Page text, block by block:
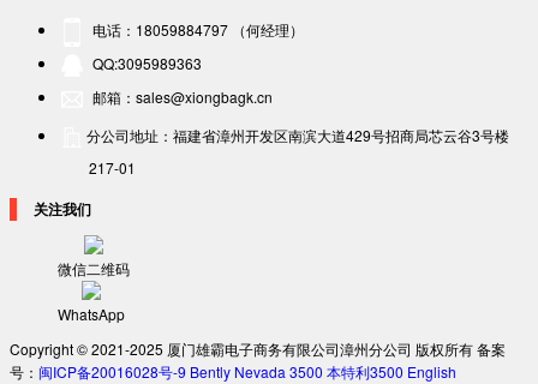
电话：18059884797 （何经理）
QQ:3095989363
邮箱：sales@xiongbagk.cn
分公司地址：福建省漳州开发区南滨大道429号招商局芯云谷3号楼
217-01
关注我们
微信二维码
WhatsApp
Copyright © 2021-2025 厦门雄霸电子商务有限公司漳州分公司 版权所有 备案
号： 闽ICP备20016028号-9 Bently Nevada 3500 本特利3500 English